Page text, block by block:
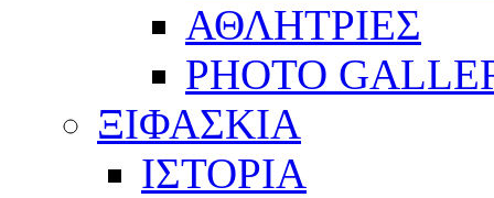
ΑΘΛΗΤΡΙΕΣ
PHOTO
ΞΙΦΑΣΚΙΑ
ΙΣΤΟΡΙΑ